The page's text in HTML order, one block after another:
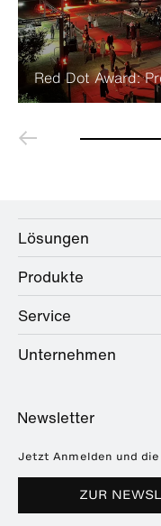
Red Dot Award:
Lösungen
Care
Public
Hotel
Produkte
Sanitär
Beschläge
Händlersuche
Service
Serviceangebot
Seminare
Broschüren &
Downloads
Häufig gestellte
Unternehmen
Referenzen
Presse
Messetermine
Nachhaltigkeit
Newsletter
Jetzt Anmelden und
ZUR